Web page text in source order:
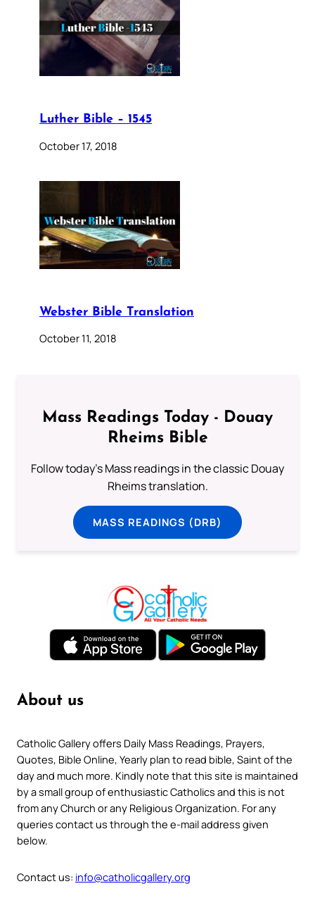
Luther Bible – 1545
October 17, 2018
Webster Bible Translation
October 11, 2018
Mass Readings Today - Douay
Rheims Bible
Follow today's Mass readings in the classic Douay
Rheims translation.
MASS READINGS (DRB)
About us
Catholic Gallery offers Daily Mass Readings, Prayers,
Quotes, Bible Online, Yearly plan to read bible, Saint of the
day and much more. Kindly note that this site is maintained
by a small group of enthusiastic Catholics and this is not
from any Church or any Religious Organization. For any
queries contact us through the e-mail address given
below.
Contact us: info@catholicgallery.org